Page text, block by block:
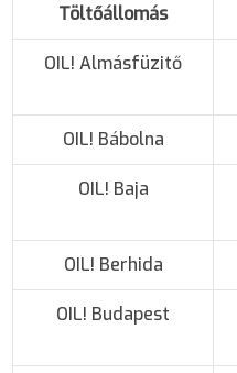
Töltőállomás
OIL! Almásfüzitő
OIL! Bábolna
OIL! Baja
OIL! Berhida
OIL! Budapest